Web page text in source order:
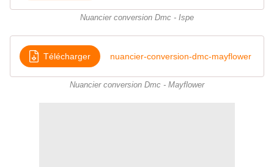
Nuancier conversion Dmc - Ispe
Télécharger nuancier-conversion-dmc-mayflower
Nuancier conversion Dmc - Mayflower